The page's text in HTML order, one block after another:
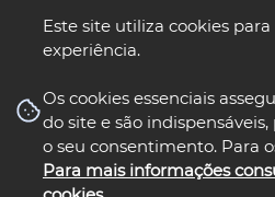
Este site utiliza cookies
experiência.
Os cookies essenciais
do site e são
o seu consentimento. Para
Para mais informações
nos